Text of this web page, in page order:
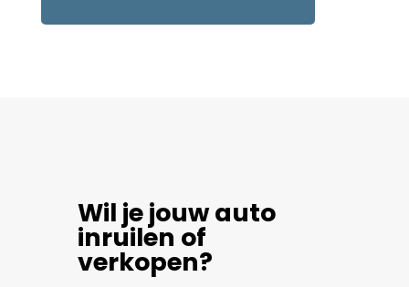
Wil je jouw auto
inruilen of
verkopen?